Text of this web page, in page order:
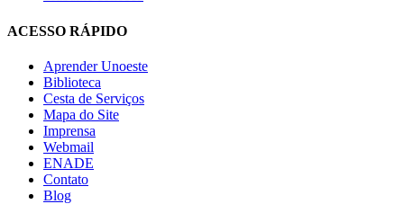
ACESSO RÁPIDO
Aprender Unoeste
Biblioteca
Cesta de Serviços
Mapa do Site
Imprensa
Webmail
ENADE
Contato
Blog